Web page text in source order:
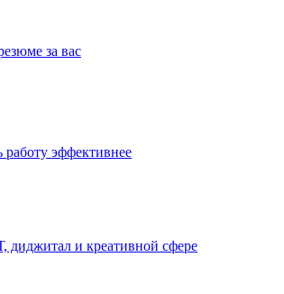
за вас
работу эффективнее
диджитал и креативной сфере